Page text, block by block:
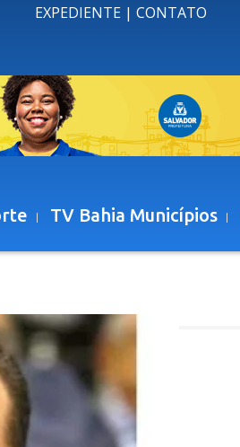
EXPEDIENTE | CONTATO
TV Bahia Municípios